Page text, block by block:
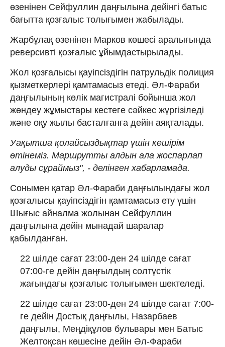
өзенінен Сейфуллин даңғылына дейінгі батыс
бағытта қозғалыс толығымен жабылады.
Жарбұлақ өзенінен Марков көшесі аралығында
реверсивті қозғалыс ұйымдастырылады.
Жол қозғалысы қауіпсіздігін патрульдік полиция
қызметкерлері қамтамасыз етеді. Әл-Фараби
даңғылының көлік магистралі бойынша жол
жөндеу жұмыстары кестеге сәйкес жүргізіледі
және оқу жылы басталғанға дейін аяқталады.
Уақытша қолайсыздықтар үшін кешірім
өтінеміз. Маршрутты алдын ала жоспарлап
алуды сұраймыз", - делінген хабарламада.
Сонымен қатар Әл-Фараби даңғылындағы жол
қозғалысы қауіпсіздігін қамтамасыз ету үшін
Шығыс айналма жолынан Сейфуллин
даңғылына дейін мынадай шаралар
қабылданған.
22 шілде сағат 23:00-ден 24 шілде сағат
07:00-ге дейін даңғылдың солтүстік
жағындағы қозғалыс толығымен шектеледі.
22 шілде сағат 23:00-ден 24 шілде сағат 7:00-
ге дейін Достық даңғылы, Назарбаев
даңғылы, Меңдіқұлов бульвары мен Батыс
Желтоқсан көшесіне дейін Әл-Фараби